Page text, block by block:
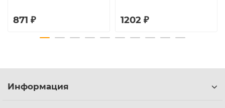
871 ₽ 1202 ₽
Информация